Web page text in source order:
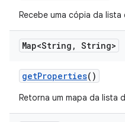
Recebe uma cópia da
Map<String , String>
getProperties()
Retorna um mapa da lista